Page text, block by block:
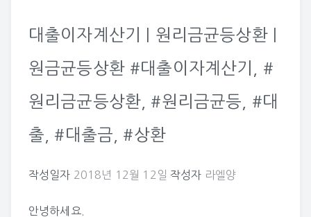
대출이자계산기 | 원리금균등상환 |
원금균등상환 #대출이자계산기, #
원리금균등상환, #원리금균등, #대
출, #대출금, #상환
작성일자 2018년 12월 12일 작성자 라엘양
안녕하세요.